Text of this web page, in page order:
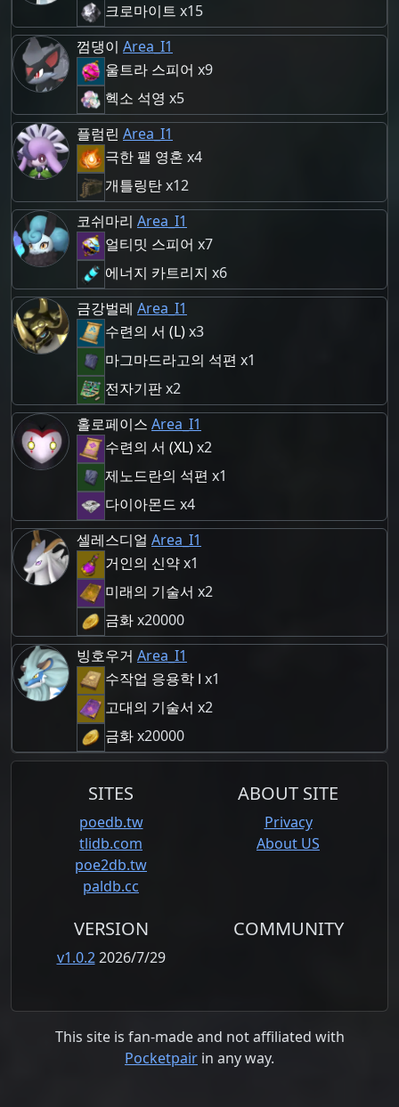
크로마이트 x15
껌댕이 Area_I1
울트라 스피어 x9
헥소 석영 x5
플럼린 Area_I1
극한 팰 영혼 x4
개틀링탄x12
코쉬마리 Area_I1
얼티밋 스피어 x7
에너지 카트리지 x6
금강벌레 Area_I1
수련의 서 (L)x3
마그마드라고의 석편 x1
전자기판x2
홀로페이스 Area_I1
수련의 서 (XL)x2
제노드란의 석편 x1
다이아몬드 x4
셀레스디얼 Area_I1
거인의 신약x1
미래의 기술서 x2
금화x20000
빙호우거 Area_I1
수작업 응용학 Ⅰ x1
고대의 기술서 x2
금화x20000
SITES
poedb.tw
tlidb.com
poe2db.tw
paldb.cc
ABOUT SITE
Privacy
About US
VERSION
v1.0.22026/7/29
COMMUNITY
This site is fan-made and not affiliated with
Pocketpair in any way.